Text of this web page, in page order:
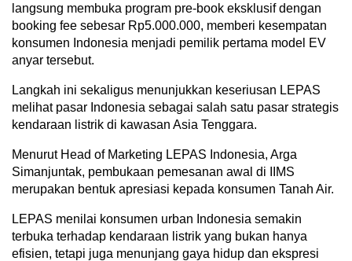
langsung membuka program pre-book eksklusif dengan
booking fee sebesar Rp5.000.000, memberi kesempatan
konsumen Indonesia menjadi pemilik pertama model EV
anyar tersebut.
Langkah ini sekaligus menunjukkan keseriusan LEPAS
melihat pasar Indonesia sebagai salah satu pasar strategis
kendaraan listrik di kawasan Asia Tenggara.
Menurut Head of Marketing LEPAS Indonesia, Arga
Simanjuntak, pembukaan pemesanan awal di IIMS
merupakan bentuk apresiasi kepada konsumen Tanah Air.
LEPAS menilai konsumen urban Indonesia semakin
terbuka terhadap kendaraan listrik yang bukan hanya
efisien, tetapi juga menunjang gaya hidup dan ekspresi